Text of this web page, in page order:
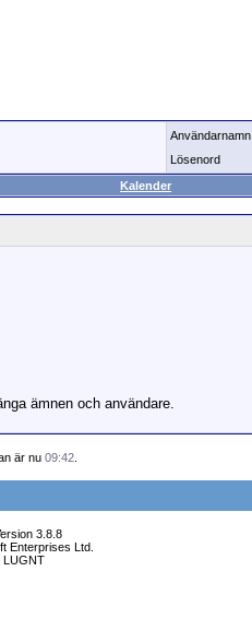
Användarnamn
Lösenord
Kalender
ämnen och användare.
är nu 09:42.
3.8.8
Enterprises Ltd.
LUGNT